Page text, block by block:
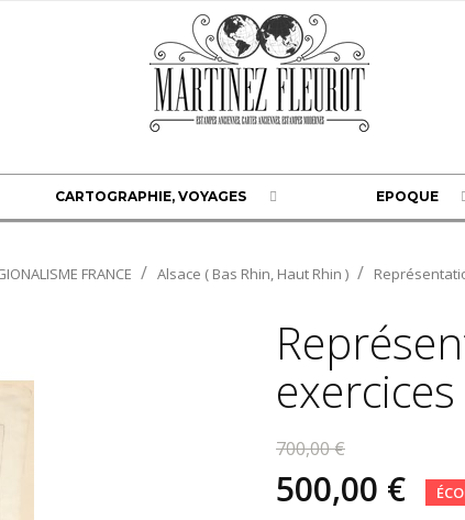
CARTOGRAPHIE, VOYAGES EPOQUE
FRANCE Alsace ( Bas Rhin, Haut Rhin )
700,00 €
500,00 €